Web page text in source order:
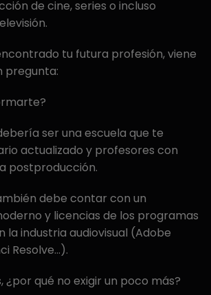
de cine, series o incluso
tu futura profesión, viene
pregunta:
ser una escuela que te
actualizado y profesores con
postproducción.
debe contar con un
y licencias de los programas
la industria audiovisual (Adobe
Resolve…).
¿por qué no exigir un poco más?